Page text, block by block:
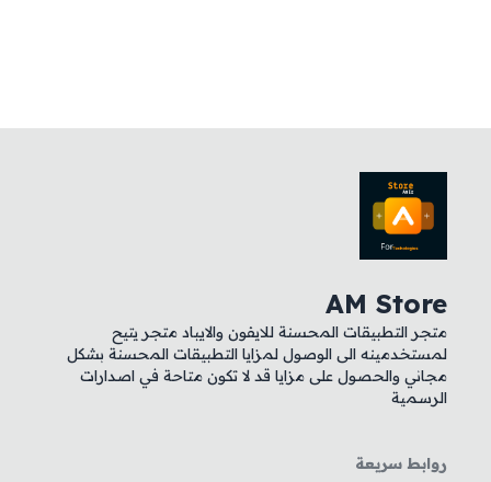
AM Store
متجر التطبيقات المحسنة للايفون والايباد متجر يتيح
لمستخدمينه الى الوصول لمزايا التطبيقات المحسنة بشكل
مجاني والحصول على مزايا قد لا تكون متاحة في اصدارات
الرسمية
روابط سريعة